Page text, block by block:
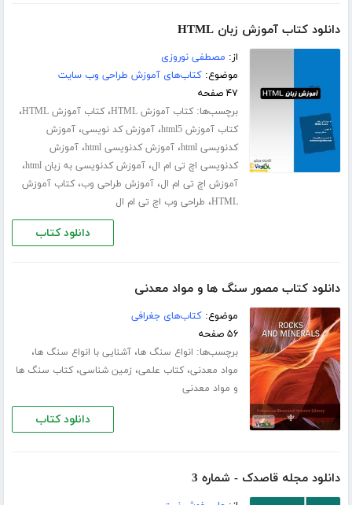
دانلود کتاب آموزش زبان HTML
از: مصطفی نوروزی
موضوع:کتاب‌های آموزش طراحی وب سایت
۴۷ صفحه
برچسب‌ها:کتاب آموزش HTML ،کتاب آموزش HTML ،
کتاب آموزش html5 ،آموزش کد نویسی،آموزش
کدنویسی html
،آموزش کدنویسی html ،آموزش
کدنویسی اچ تی ام ال،آموزش کدنویسی به زبان html ،
آموزش اچ تی ام ال،آموزش طراحی وب،کتاب آموزش
HTML، طراحی وب اچ تی ام ال
دانلود کتاب
دانلود کتاب مصور سنگ ها و مواد معدنی
موضوع:کتاب‌های جغرافی
۵۶ صفحه
برچسب‌ها: انواع سنگ ها،آشنایی با انواع سنگ ها،
مواد معدنی،کتاب علمی، زمین شناسی،کتاب سنگ ها
و مواد معدنی
دانلود کتاب
دانلود مجله قاصدک - شماره 3